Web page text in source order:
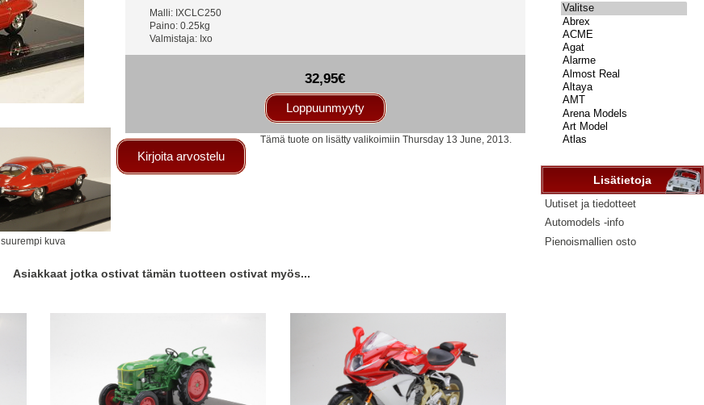
suurempi kuva
Malli: IXCLC250
Paino: 0.25kg
Valmistaja: Ixo
32,95€
Loppuunmyyty
Kirjoita arvostelu
Tämä tuote on lisätty valikoimiin Thursday 13 June, 2013.
Asiakkaat jotka ostivat tämän tuotteen ostivat myös...
Valitse
...
Lisätietoja
Uutiset ja tiedotteet
Automodels -info
Pienoismallien osto